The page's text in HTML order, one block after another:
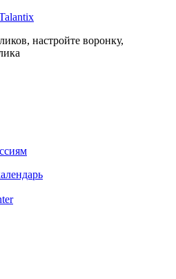
настройте воронку,